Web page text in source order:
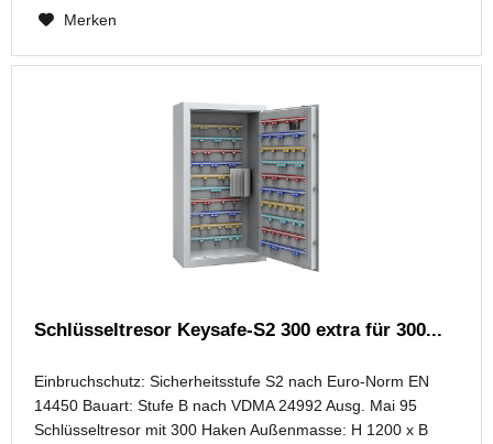
Merken
Schlüsseltresor Keysafe-S2 300 extra für 300...
Einbruchschutz: Sicherheitsstufe S2 nach Euro-Norm EN
14450 Bauart: Stufe B nach VDMA 24992 Ausg. Mai 95
Schlüsseltresor mit 300 Haken Außenmasse: H 1200 x B